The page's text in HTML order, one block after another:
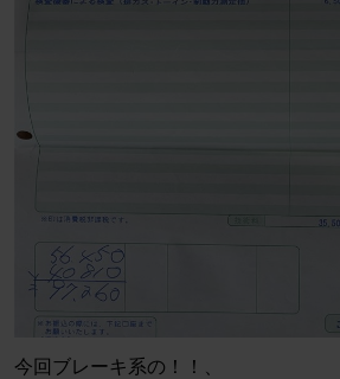
今回ブレーキ系の！！、